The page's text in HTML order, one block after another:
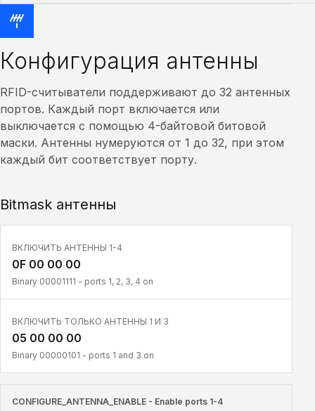
Конфигурация антенны
RFID-считыватели поддерживают до 32 антенных
портов. Каждый порт включается или
выключается с помощью 4-байтовой битовой
маски. Антенны нумеруются от 1 до 32, при этом
каждый бит соответствует порту.
Bitmask антенны
ВКЛЮЧИТЬ АНТЕННЫ 1-4
0F 00 00 00
Binary 00001111 - ports 1, 2, 3, 4 on
ВКЛЮЧИТЬ ТОЛЬКО АНТЕННЫ 1 И 3
05 00 00 00
Binary 00000101 - ports 1 and 3 on
CONFIGURE_ANTENNA_ENABLE - Enable ports 1-4